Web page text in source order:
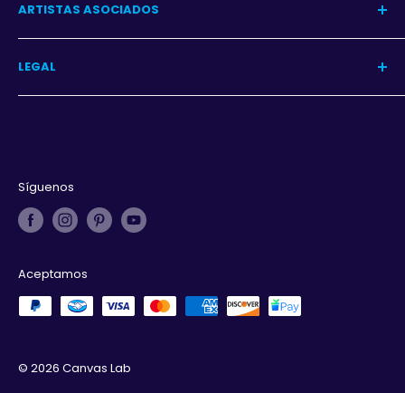
Contacto
Garantía
ARTISTAS ASOCIADOS
Programa
Iniciar sesión
LEGAL
Aviso de privacidad
Síguenos
Aceptamos
© 2026 Canvas Lab